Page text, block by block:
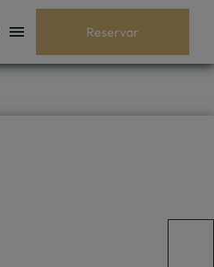
Reservar